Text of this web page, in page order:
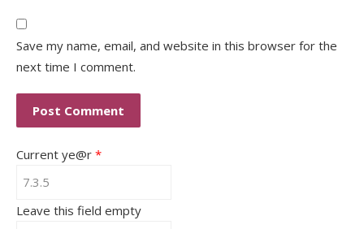
Save my name, email, and website in this browser for the
next time I comment.
Current ye@r *
Leave this field empty